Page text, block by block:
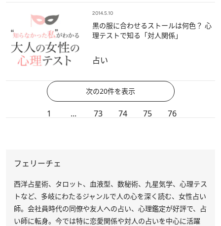
2014.5.10
黒の服に合わせるストールは何色？ 心
理テストで知る「対人関係」
占い
次の20件を表示
1 ... 73 74 75 76
フェリーチェ
西洋占星術、タロット、血液型、数秘術、九星気学、心理テス
トなど、多岐にわたるジャンルで人の心を深く読む、女性占い
師。会社員時代の同僚や友人への占い、心理鑑定が好評で、占
い師に転身。今では特に恋愛関係や対人の占いを中心に活躍